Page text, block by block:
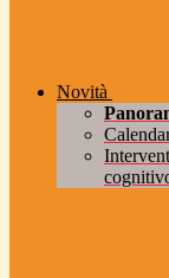
Novità